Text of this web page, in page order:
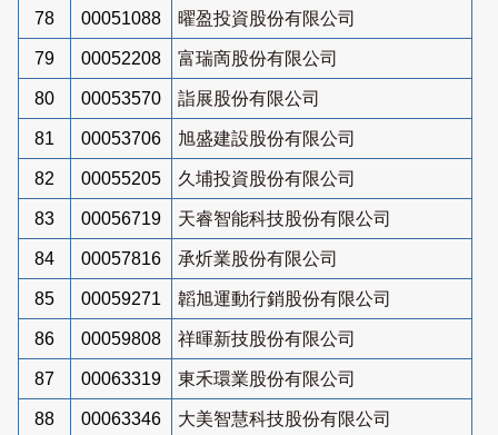
78 00051088 曜盈投資股份有限公司
79 00052208 富瑞啇股份有限公司
80 00053570 詣展股份有限公司
81 00053706 旭盛建設股份有限公司
82 00055205 久埔投資股份有限公司
83 00056719 天睿智能科技股份有限公司
84 00057816 承炘業股份有限公司
85 00059271 韜旭運動行銷股份有限公司
86 00059808 祥暉新技股份有限公司
87 00063319 東禾環業股份有限公司
88 00063346 大美智慧科技股份有限公司